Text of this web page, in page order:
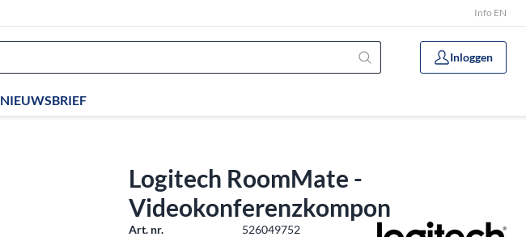
Info EN
Inloggen
NIEUWSBRIEF
Logitech RoomMate -
Videokonferenzkompon
Art. nr.
526049752